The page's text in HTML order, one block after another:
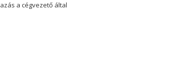
a cégvezető által